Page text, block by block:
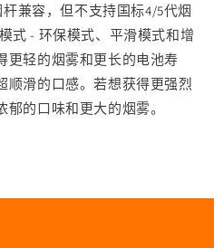
兼容，但不支持国标4/5代烟
式 - 环保模式、平滑模式和增
更轻的烟雾和更长的电池寿
顺滑的口感。若想获得更强烈
的口味和更大的烟雾。